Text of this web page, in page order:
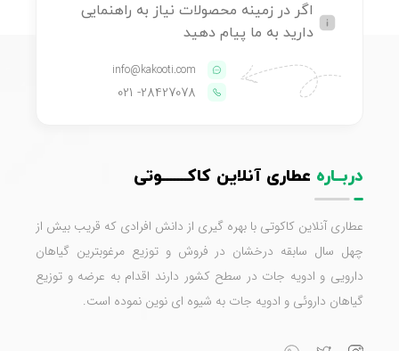
اگر در زمینه محصولات نیاز به راهنمایی
دارید به ما پیام دهید
info@kakooti.com
28427078
- 021
دربــاره عطاری آنلاین کاکـــــــوتی
عطاری آنلاین کاکوتی با بهره گیری از دانش افرادی که قریب بیش از
چهل سال سابقه درخشان در فروش و توزیع مرغوبترین گیاهان
دارویی و ادویه جات در سطح کشور دارند اقدام به عرضه و توزیع
گیاهان داروئی و ادویه جات به شیوه ای نوین نموده است.